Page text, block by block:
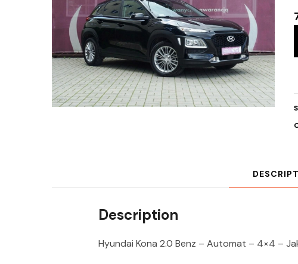
Description
Hyundai Kona 2.0 Benz – Automat – 4×4 –